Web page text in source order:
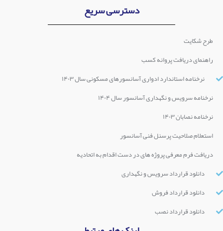
دسترسی سریع
طرح شکایت
راهنمای دریافت پروانه کسب
نرخنامه استاندارد ادواری آسانسورهای مسکونی سال ۱۴۰۳
نرخنامه سرویس و نگهداری آسانسور سال ۱۴۰۴
نرخنامه نصابان ۱۴۰۳
استعلام صلاحیت پرسنل فنی آسانسور
دریافت فرم معرفی پروژه های در دست اقدام به اتحادیه
دانلود قرارداد سرویس و نگهداری
دانلود قرارداد فروش
دانلود قرارداد نصب